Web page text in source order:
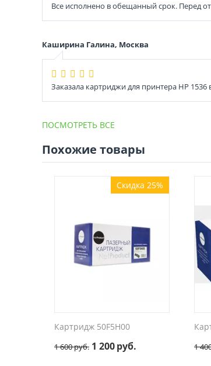
Все исполнено в обещанный срок. Перед
Каширина Галина, Москва
Заказала картриджи для принтера HP
ПОСМОТРЕТЬ ВСЕ
Похожие товары
Скидка 25%
Картридж 50F5H00
1 600руб. 1 200руб. 1